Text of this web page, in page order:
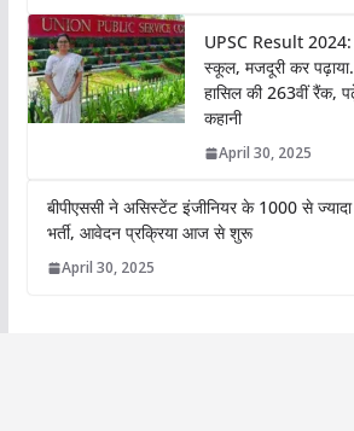
UPSC Result 2024:
स्कूल, मजदूरी कर
हासिल की 263वीं रैंक,
कहानी
April 30, 2025
बीपीएससी ने असिस्टेंट इंजीनियर के 1000 से ज्यादा
भर्ती, आवेदन प्रक्रिया आज से शुरू
April 30, 2025